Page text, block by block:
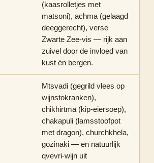
(kaasrolletjes met
matsoni), achma (gelaagd
deeggerecht), verse
Zwarte Zee-vis — rijk aan
zuivel door de invloed van
kust én bergen.
Mtsvadi (gegrild vlees op
wijnstokranken),
chikhirtma (kip-eiersoep),
chakapuli (lamsstoofpot
met dragon), churchkhela,
gozinaki — en natuurlijk
qvevri-wijn uit